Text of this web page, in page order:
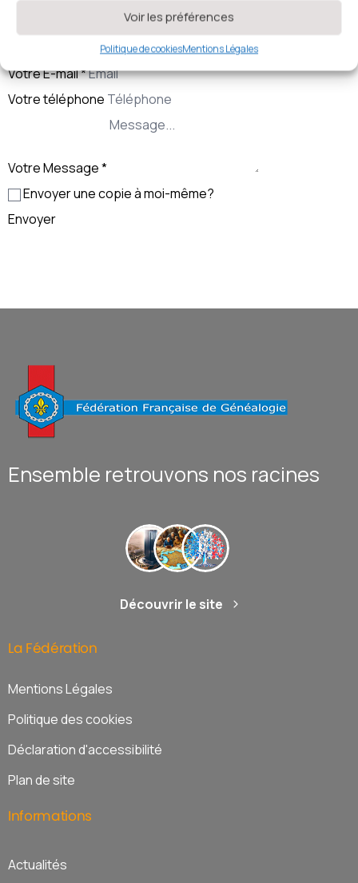
Voir les préférences
Politique de cookiesMentions Légales
https://www.agena49.org/
Contacter l’Association
Votre E-mail*
Votre téléphone
Votre Message*
Envoyer une copie à moi-même?
Envoyer
Ensemble retrouvons nos racines
Découvrir le site
La Fédération
Mentions Légales
Politique des cookies
Déclaration d'accessibilité
Plan de site
Informations
Actualités